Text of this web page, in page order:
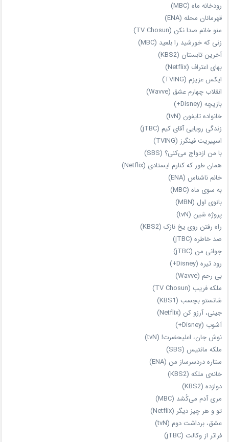
رودخانه ماه (MBC)
قهرمانان محله (ENA)
منو خانم صدا نکن (TV Chosun)
زنی که خورشید را بلعید (MBC)
آخرین تابستان (KBS2)
بهای اعتراف (Netflix)
ایکس عزیزم (TVING)
انقلاب چهارم عشق (Wavve)
بازیچه (Disney+)
خانواده تایفون (tvN)
زندگی رویایی آقای کیم (jTBC)
اسپیریت فینگرز (TVING)
با من ازدواج می‌کنی؟ (SBS)
همان‌ طور که کنارم ایستادی (Netflix)
خانم ناشناس (ENA)
به سوی ماه (MBC)
بانوی اول (MBN)
پروژه شین (tvN)
راه رفتن روی یخ نازک (KBS2)
صد خاطره (jTBC)
جوانی من (jTBC)
رود تیره (Disney+)
بی‌ رحم (Wavve)
ملکه فریب (TV Chosun)
شانستو بچسب (KBS1)
جینی، آرزو کن (Netflix)
آشوب (Disney+)
نوش جان، اعلیحضرت! (tvN)
ملکه‌ مانتیس (SBS)
ستاره دردسرساز من (ENA)
خانه‌ی ملکه (KBS2)
دوازده (KBS2)
مری آدم می‌کُشد (MBC)
تو و هر چیز دیگر (Netflix)
عشق، برداشت دوم (tvN)
فراتر از وکالت (jTBC)